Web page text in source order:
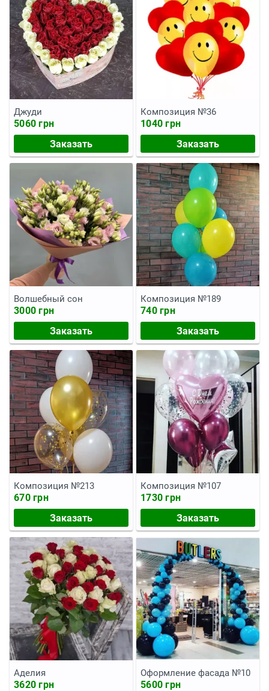
Джуди
5060 грн
Заказать
Композиция №36
1040 грн
Заказать
Волшебный сон
3000 грн
Заказать
Композиция №189
740 грн
Заказать
Композиция №213
670 грн
Заказать
Композиция №107
1730 грн
Заказать
Аделия
3620 грн
Оформление фасада №10
5600 грн